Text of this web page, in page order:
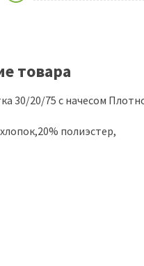
товара
30/20/75 с начесом
полиэстер,